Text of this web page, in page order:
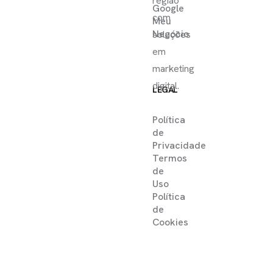
Google
Meu
Negócio
LEGAL
Política
de
Privacidade
Termos
de
Uso
Política
de
Cookies
com
soluções
em
marketing
digital.